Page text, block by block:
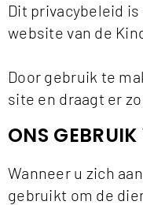
Dit privacybeleid
website van de
Door gebruik te
site en draagt er
ONS
Wanneer u zich
gebruikt om de